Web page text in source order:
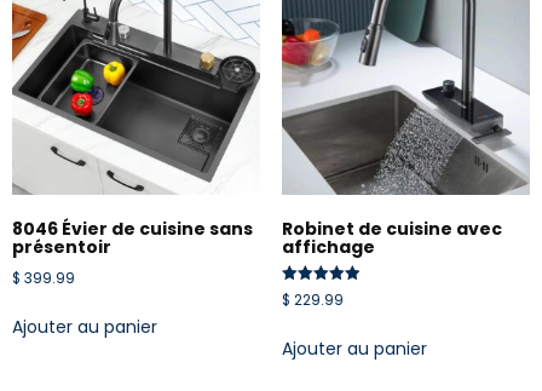
8046 Évier de cuisine sans
présentoir
$ 399.99
Ajouter au panier
Robinet de cuisine avec
affichage
Note
5.00
$ 229.99
Ajouter au panier